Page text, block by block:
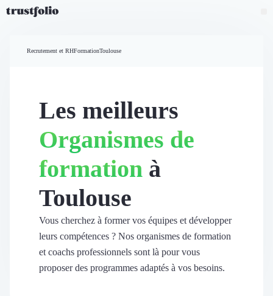
Widgets d'avis
Partage d’avis multicanal
Vidéo de témoignage
Révéler le réseau
Vitrine & média
Suivi du ROI
Voir tous nos avis clients
Recrutement et RHFormationToulouse
Les meilleurs
Organismes de
formation à
Toulouse
Vous cherchez à former vos équipes et développer
leurs compétences ? Nos organismes de formation
et coachs professionnels sont là pour vous
proposer des programmes adaptés à vos besoins.